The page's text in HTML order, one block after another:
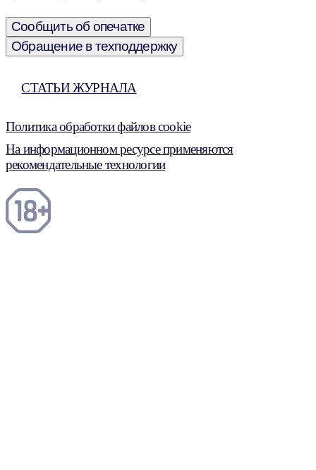
Сообщить об опечатке
Обращение в техподдержку
СТАТЬИ ЖУРНАЛА
Политика обработки файлов cookie
На информационном ресурсе применяются
рекомендательные технологии